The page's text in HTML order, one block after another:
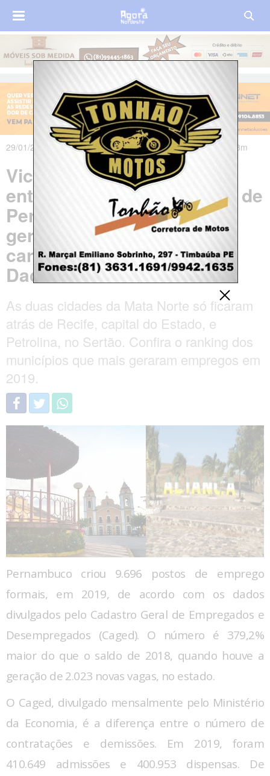
29/01/2020 às 09h55m - Atualizado em 29/01/2020 às 12h08m
Vicência e Aliança estão
entre os quatro municípios de
Pernambuco que mais
geraram emprego com
carteira assinada em 2019;
Dados são do CAGED
As duas cidades da Mata Norte só ficaram
atrás de Recife, capital do Estado, e
Petrolina, no Sertão. Confira o ranking dos
municípios que mais geraram empregos em
2019.
Pernambuco criou 9.696 postos de emprego
formais, em 2019, de acordo com os dados
divulgados pelo Cadastro Geral de Empregados e
Desempregados (Caged). O número é 379,2%
maior do que o saldo de 2018, quando houve a
geração de 2.023 novas vagas, no estado.
O Caged, divulgado mensalmente pelo Ministério
da Economia, é a diferença entre o número de
contratações e demissões. Em 2019, foram
410.649 admissões e 400.953 dispensas. De